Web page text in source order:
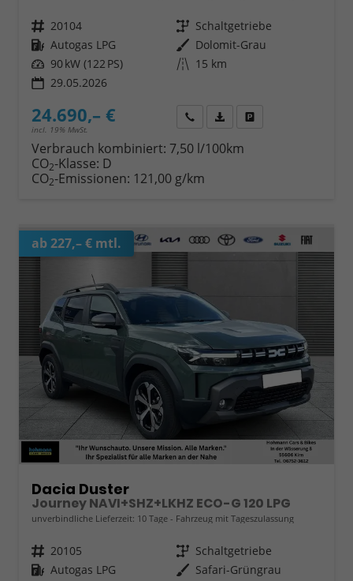
Fahrzeugnr. 20104 Getriebe Schaltgetriebe
Kraftstoff Autogas LPG Außenfarbe Dolomit-Grau
Leistung 90 kW (122 PS) Kilometerstand 15 km
29.05.2026
24.690,– €
incl. 19% MwSt.
Wir rufen Sie anFahrzeugexposé (PDF)
Verbrauch kombiniert: 7,50 l/100km
CO2-Klasse: D
CO2-Emissionen: 121,00 g/km
ab 227,– € mtl.
Dacia Duster
Journey NAVI+SHZ+LKHZ ECO-G 120 LPG
unverbindliche Lieferzeit: 10 Tage Fahrzeug mit Tageszulassung
Fahrzeugnr. 20105 Getriebe Schaltgetriebe
Kraftstoff Autogas LPG Außenfarbe Safari-Grüngrau